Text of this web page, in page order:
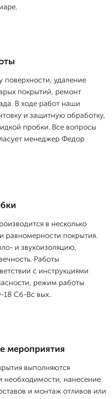
поверхности, удаление
покрытий, ремонт
В ходе работ наши
и защитную обработку,
пробки. Все вопросы
менеджер Федор
в несколько
равномерности покрытия.
и звукоизоляцию,
Работы
с инструкциями
режим работы
Сб-Вс вых..
мероприятия
выполняются
нанесение
и монтаж отливов или